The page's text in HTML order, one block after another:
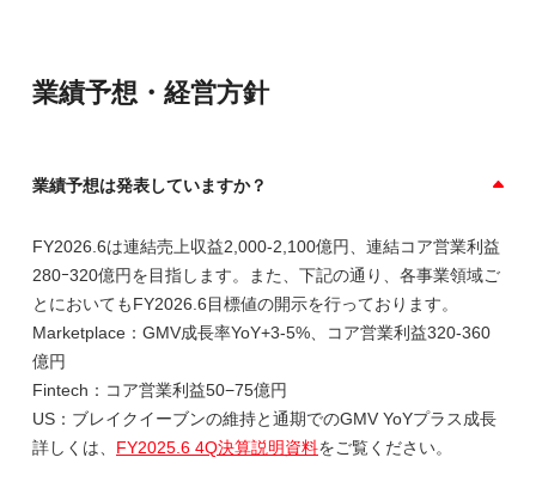
業績予想・経営方針
業績予想は発表していますか？
FY2026.6は連結売上収益2,000-2,100億円、連結コア営業利益
280ｰ320億円を目指します。また、下記の通り、各事業領域ご
とにおいてもFY2026.6目標値の開示を行っております。
Marketplace：GMV成長率YoY+3-5%、コア営業利益320‐360
億円
Fintech：コア営業利益50−75億円
US：ブレイクイーブンの維持と通期でのGMV YoYプラス成長
詳しくは、 FY2025.6 4Q決算説明資料をご覧ください。